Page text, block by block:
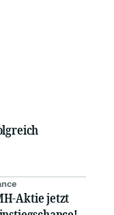
Aktie jetzt